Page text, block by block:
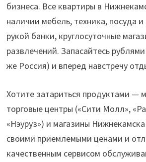
бизнеса. Все квартиры в
наличии мебель, техника, посуда
рукой банки, круглосуточные
развлечений. Запасайтесь
же Россия) и вперед навстречу
Хотите затариться продуктами —
торговые центры («Сити Молл»,
«Нэуруз») и магазины
своими приемлемыми ценами и
качественным сервисом